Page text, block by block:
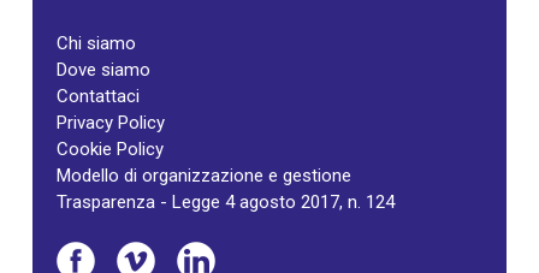
Chi siamo
Dove siamo
Contattaci
Privacy Policy
Cookie Policy
Modello di organizzazione e gestione
Trasparenza - Legge 4 agosto 2017, n. 124